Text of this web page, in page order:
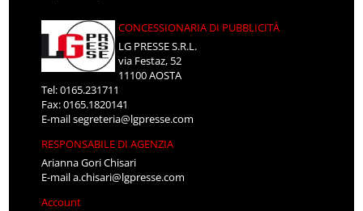
CONCESSIONARIA DI PUBBLICITÀ
LG PRESSE S.R.L.
via Festaz, 52
11100 AOSTA
Tel: 0165.231711
Fax: 0165.1820141
E-mailsegreteria@lgpresse.com
RESPONSABILE DI AGENZIA
Arianna Gori Chisari
E-maila.chisari@lgpresse.com
Account